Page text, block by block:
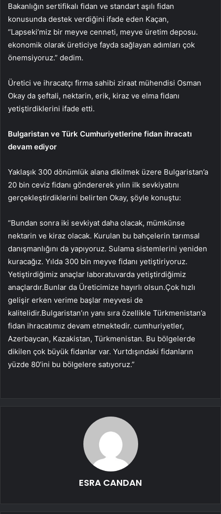
Bakanlığın sertifikalı fidan ve standart aşılı fidan
konusunda destek verdiğini ifade eden Kaçan,
“Lapseki’miz bir meyve cenneti, meyve üretim deposu.
ekonomik olarak üreticiye fayda sağlayan adımları çok
önemsiyoruz.” dedim.
Üretici ve ihracatçı firma sahibi ziraat mühendisi Osman
Okay da şeftali, nektarin, erik, kiraz ve elma fidanı
yetiştirdiklerini ifade etti.
Bulgaristan ve Türk Cumhuriyetlerine fidan ihracatı
devam ediyor
Yaklaşık 300 dönümlük alana dikilmek üzere Bulgaristan’a
20 bin ceviz fidanı göndererek yılın ilk sevkiyatını
gerçekleştirdiklerini belirten Okay, şöyle konuştu:
“Bundan sonra iki sevkiyat daha olacak, mümkünse
nektarin ve kiraz olacak. Kurulan bu bahçelerin tarımsal
danışmanlığını da yapıyoruz. Sulama sistemlerini yeniden
kuracağız. Yılda 300 bin meyve fidanı yetiştiriyoruz.
Yetiştirdiğimiz anaçlar laboratuvarda yetiştirdiğimiz
anaçlardır.Bunlar da Üreticimize hayırlı olsun.Çok hızlı
gelişir erken verime başlar meyvesi de
kalitelidir.Bulgaristan’ın yanı sıra özellikle Türkmenistan’a
fidan ihracatımız devam etmektedir. cumhuriyetler,
Azerbaycan, Kazakistan, Türkmenistan. Bu bölgelerde
dikilen çok büyük fidanlar var. Yurtdışındaki fidanların
yüzde 80’ini bu bölgelere satıyoruz.”
ESRA CANDAN